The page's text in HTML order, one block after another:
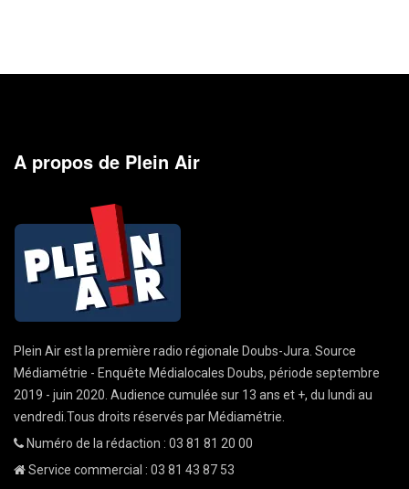
A propos de Plein Air
Plein Air est la première radio régionale Doubs-Jura. Source
Médiamétrie - Enquête Médialocales Doubs, période septembre
2019 - juin 2020. Audience cumulée sur 13 ans et +, du lundi au
vendredi.Tous droits réservés par Médiamétrie.
Numéro de la rédaction : 03 81 81 20 00
Service commercial : 03 81 43 87 53